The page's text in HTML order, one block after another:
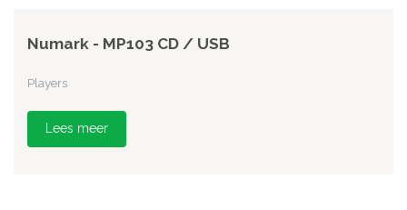
Numark - MP103 CD / USB
Players
Lees meer